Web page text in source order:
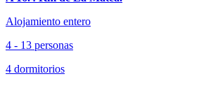
Alojamiento entero
4 - 13 personas
4 dormitorios